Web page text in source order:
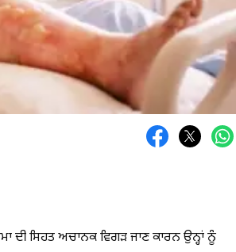
ਦੀ ਸਿਹਤ ਅਚਾਨਕ ਵਿਗੜ ਜਾਣ ਕਾਰਨ ਉਨ੍ਹਾਂ ਨੂੰ